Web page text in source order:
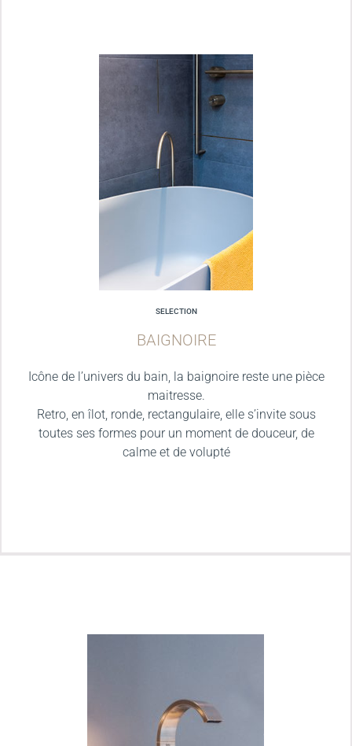
SELECTION
BAIGNOIRE
Icône de l’univers du bain, la baignoire reste une pièce
maitresse.
Retro, en îlot, ronde, rectangulaire, elle s’invite sous
toutes ses formes pour un moment de douceur, de
calme et de volupté